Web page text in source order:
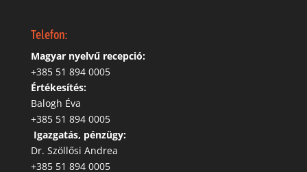
Telefon:
Magyar nyelvű recepció:
‭+385 51 894 0005
Értékesítés:
Balogh Éva
+385 51 894 0005
Igazgatás, pénzügy:
Dr. Szöllősi Andrea
+385 51 894 0005